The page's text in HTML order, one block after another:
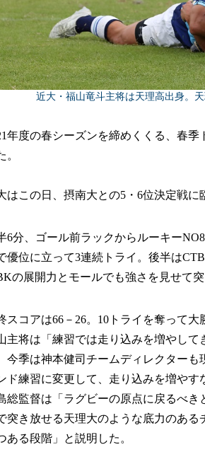
近大・福山竜斗主将は天理高出身。
年度の春シーズンを締めくくる、春季
。
この日、摂南大との5・6位決定戦に
分、ゴール前ラックからルーキー
優位に立って3連続トライ。後半は
の展開力とモールでも強さを見せて突
コアは66－26。10トライを奪って大
将は「練習では走り込みを増やして
今季は神本健司チームディレクター
ド練習に変更して、走り込みを増やす
監督は「ラグビーの原点に戻るべき
突き放せる天理大のような底力のあ
ある段階」と説明した。